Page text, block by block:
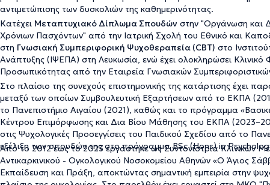
αντιμετώπισης των δυσκολιών της καθημερινότητας.
Κατέχει Μεταπτυχιακό Δίπλωμα Σπουδών στην "Οργάνωση και
Χρόνιων Πασχόντων" από την Ιατρική Σχολή του Εθνικό και
στη Γνωσιακή Συμπεριφορική Ψυχοθεραπεία (CBT) στο
Ανάπτυξης (ΙΨΕΠΑ) στη Λευκωσία, ενώ έχει ολοκληρώσει Κλινικό
Προσωπικότητας από την Εταιρεία Γνωσιακών
Στο πλαίσιο της συνεχούς επιστημονικής της κατάρτισης έχει
μεταξύ των οποίων Συμβουλευτική Εξαρτήσεων από το ΕΚΠΑ
το Πανεπιστήμιο Αιγαίου (2021), καθώς και το πρόγραμμα
Κέντρου Επιμόρφωσης και Δια Βίου Μάθησης του ΕΚΠΑ
στις Ψυχολογικές Προσεγγίσεις του Παιδικού Σχεδίου από το
εξέλιξη των σπουδών της στο πρόγραμμαBSc (Hons) in
Από το 2012 έως το 2023 εργάστηκε ωςΣυντονίστρια Κλινικών
Αντικαρκινικού - Ογκολογικού Νοσοκομείου Αθηνών «Ο Άγιος
Εκπαίδευση και Πράξη, αποκτώντας σημαντική εμπειρία στην